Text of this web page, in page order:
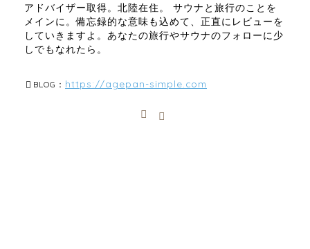
アドバイザー取得。北陸在住。 サウナと旅行のことを
メインに。備忘録的な意味も込めて、正直にレビューを
していきますよ。あなたの旅行やサウナのフォローに少
しでもなれたら。
BLOG： https://agepan-simple.com